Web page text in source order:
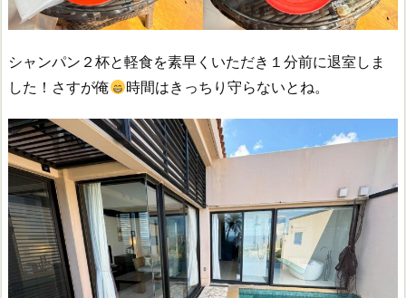
シャンパン２杯と軽食を素早くいただき１分前に退室しま
した！さすが俺
時間はきっちり守らないとね。